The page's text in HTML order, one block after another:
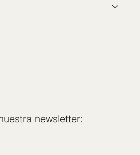
newsletter: